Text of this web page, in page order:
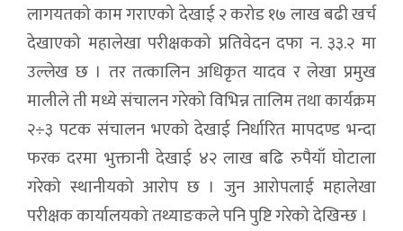
लागयतको काम गराएको देखाई २ करोड १७ लाख बढी खर्च
देखाएको महालेखा परीक्षकको प्रतिवेदन दफा न. ३३.२ मा
उल्लेख छ । तर तत्कालिन अधिकृत यादव र लेखा प्रमुख
मालीले ती मध्ये संचालन गरेको विभिन्न तालिम तथा कार्यक्रम
२÷३ पटक संचालन भएको देखाई निर्धारित मापदण्ड भन्दा
फरक दरमा भुक्तानी देखाई ४२ लाख बढि रुपैयाँ घोटाला
गरेको स्थानीयको आरोप छ । जुन आरोपलाई महालेखा
परीक्षक कार्यालयको तथ्याङकले पनि पुष्टि गरेको देखिन्छ ।